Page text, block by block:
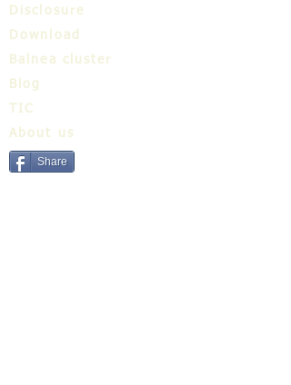
Disclosure
Download
Balnea cluster
Blog
TIC
About us
Share